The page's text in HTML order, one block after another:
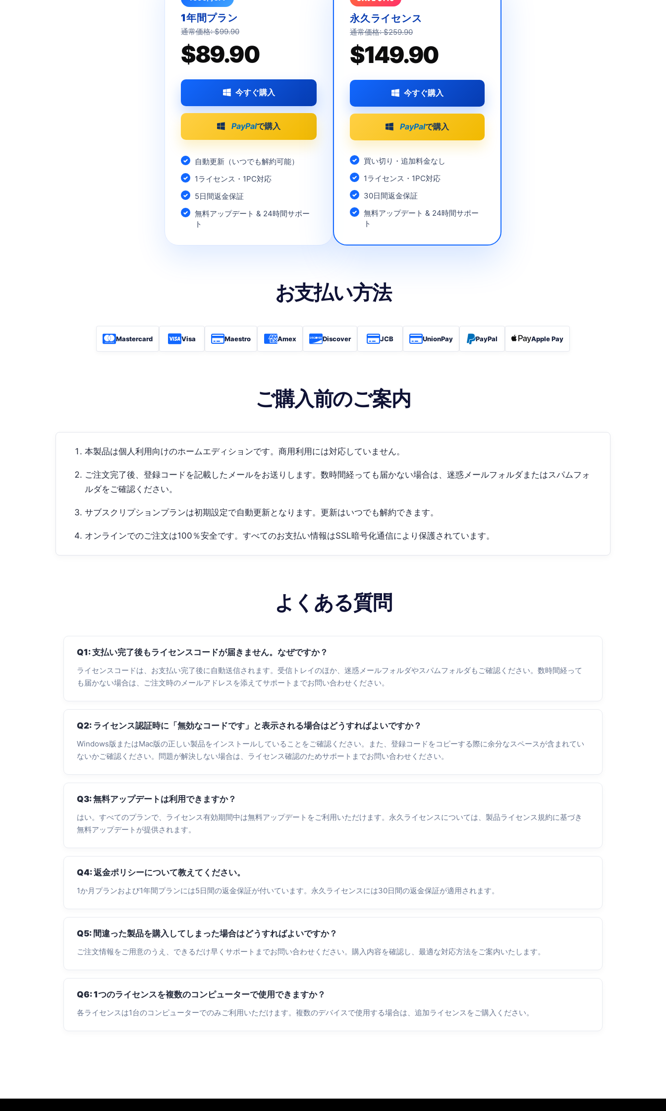
1年間プラン
通常価格: $99.90
$89.90
今すぐ購入
PayPalで購入
自動更新（いつでも解約可能）
1ライセンス・1PC対応
5日間返金保証
無料アップデート & 24時間サポー
ト
永久ライセンス
通常価格: $259.90
$149.90
今すぐ購入
PayPalで購入
買い切り・追加料金なし
1ライセンス・1PC対応
30日間返金保証
無料アップデート & 24時間サポー
ト
お支払い方法
Mastercard Visa Maestro Amex Discover JCB UnionPay PayPal Apple Pay
ご購入前のご案内
本製品は個人利用向けのホームエディションです。商用利用には対応していません。
ご注文完了後、登録コードを記載したメールをお送りします。数時間経っても届かない場合は、迷惑メールフォルダまたはスパムフォ
ルダをご確認ください。
サブスクリプションプランは初期設定で自動更新となります。更新はいつでも解約できます。
オンラインでのご注文は100％安全です。すべてのお支払い情報はSSL暗号化通信により保護されています。
よくある質問
Q1: 支払い完了後もライセンスコードが届きません。なぜですか？
ライセンスコードは、お支払い完了後に自動送信されます。受信トレイのほか、迷惑メールフォルダやスパムフォルダもご確認ください。数時間経って
も届かない場合は、ご注文時のメールアドレスを添えてサポートまでお問い合わせください。
Q2: ライセンス認証時に「無効なコードです」と表示される場合はどうすればよいですか？
Windows版またはMac版の正しい製品をインストールしていることをご確認ください。また、登録コードをコピーする際に余分なスペースが含まれてい
ないかご確認ください。問題が解決しない場合は、ライセンス確認のためサポートまでお問い合わせください。
Q3: 無料アップデートは利用できますか？
はい。すべてのプランで、ライセンス有効期間中は無料アップデートをご利用いただけます。永久ライセンスについては、製品ライセンス規約に基づき
無料アップデートが提供されます。
Q4: 返金ポリシーについて教えてください。
1か月プランおよび1年間プランには5日間の返金保証が付いています。永久ライセンスには30日間の返金保証が適用されます。
Q5: 間違った製品を購入してしまった場合はどうすればよいですか？
ご注文情報をご用意のうえ、できるだけ早くサポートまでお問い合わせください。購入内容を確認し、最適な対応方法をご案内いたします。
Q6: 1つのライセンスを複数のコンピューターで使用できますか？
各ライセンスは1台のコンピューターでのみご利用いただけます。複数のデバイスで使用する場合は、追加ライセンスをご購入ください。